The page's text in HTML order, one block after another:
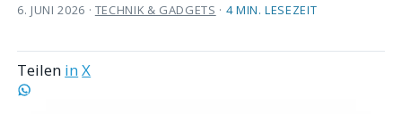
6. JUNI 2026 · TECHNIK & GADGETS · 4 MIN. LESEZEIT
Teilen inX